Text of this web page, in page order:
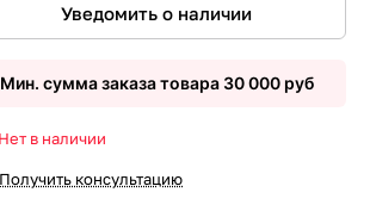
Уведомить о наличии
Мин. сумма заказа товара 30 000 руб
Нет в наличии
Получить консультацию